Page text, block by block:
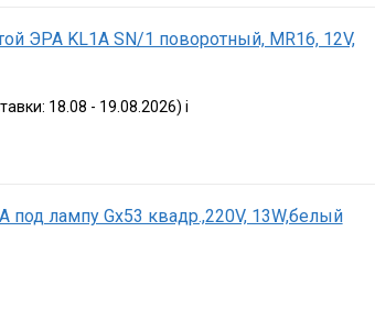
ЭРА KL1A SN/1 поворотный, MR16, 12V,
18.08 - 19.08.2026) i
под лампу Gx53 квадр.,220V, 13W,белый